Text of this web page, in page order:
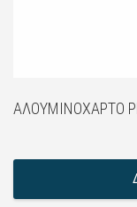
ΑΛΟΥΜΙΝΌΧΑΡΤΟ